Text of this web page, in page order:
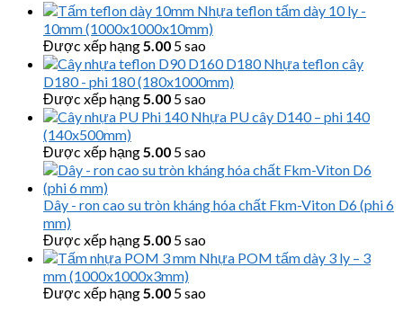
Nhựa teflon tấm dày 10 ly -
10mm (1000x1000x10mm)
Được xếp hạng5.00 5 sao
Nhựa teflon cây
D180 - phi 180 (180x1000mm)
Được xếp hạng5.00 5 sao
Nhựa PU cây D140 – phi 140
(140x500mm)
Được xếp hạng5.00 5 sao
Dây - ron cao su tròn kháng hóa chất Fkm-Viton D6 (phi 6
mm)
Được xếp hạng5.00 5 sao
Nhựa POM tấm dày 3 ly – 3
mm (1000x1000x3mm)
Được xếp hạng5.00 5 sao